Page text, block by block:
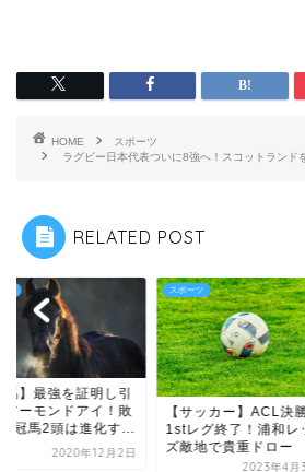
HOME
スポーツ
ラグビー日本代表ついに8強へ！スコットランド
RELATED POST
馬】最強を証明し引
アーモンドアイ！敗
3冠馬2頭は進化す...
2020年12月2日
スポーツ
【サッカー】ACL決
1stレグ終了！浦和レ
ズ敵地で貴重ドロー
2023年4月